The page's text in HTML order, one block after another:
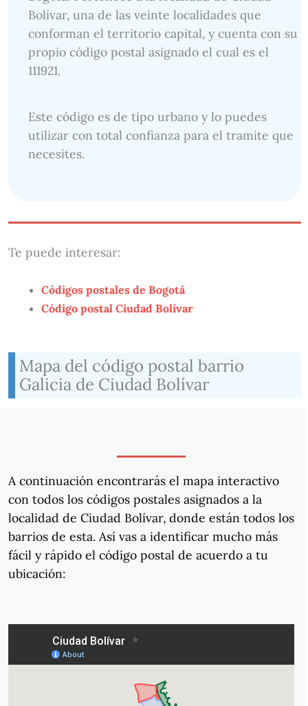
Bolívar, una de las veinte localidades que
conforman el territorio capital, y cuenta con su
propio código postal asignado el cual es el
111921.
Este código es de tipo urbano y lo puedes
utilizar con total confianza para el tramite que
necesites.
Te puede interesar:
Códigos postales de Bogotá
Código postal Ciudad Bolívar
Mapa del código postal barrio
Galicia de Ciudad Bolívar
A continuación encontrarás el mapa interactivo
con todos los códigos postales asignados a la
localidad de Ciudad Bolívar, donde están todos los
barrios de esta. Así vas a identificar mucho más
fácil y rápido el código postal de acuerdo a tu
ubicación: